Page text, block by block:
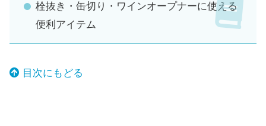
栓抜き・缶切り・ワインオープナーに使える
便利アイテム
目次にもどる